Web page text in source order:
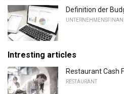
Definition der
Intresting articles
Restaurant Cash
RESTAURANT